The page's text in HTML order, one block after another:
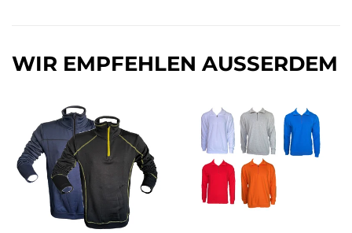
WIR EMPFEHLEN AUSSERDEM